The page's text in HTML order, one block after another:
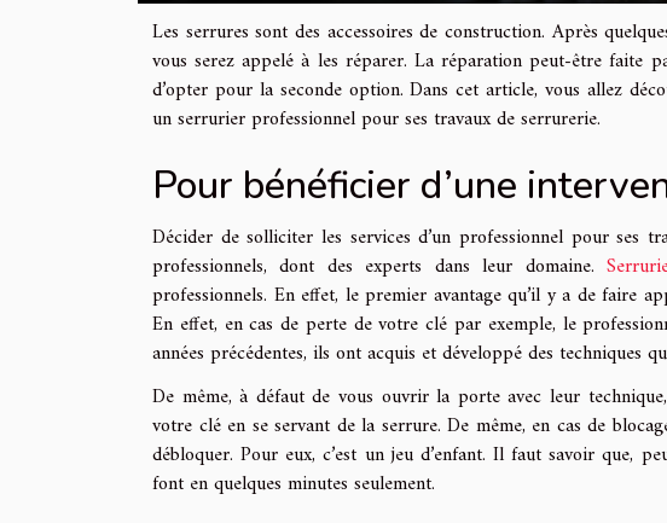
Les serrures sont des accessoires de construction. Après
vous serez appelé à les réparer. La réparation peut-être faite
d’opter pour la seconde option. Dans cet article, vous allez
un serrurier professionnel pour ses travaux de serrurerie.
Pour bénéficier d’une
Décider de solliciter les services d’un professionnel pour ses
professionnels, dont des experts dans leur domaine.
professionnels. En effet, le premier avantage qu’il y a de faire
En effet, en cas de perte de votre clé par exemple, le
années précédentes, ils ont acquis et développé des techniques
De même, à défaut de vous ouvrir la porte avec leur
votre clé en se servant de la serrure. De même, en cas de
débloquer. Pour eux, c’est un jeu d’enfant. Il faut savoir que,
font en quelques minutes seulement.